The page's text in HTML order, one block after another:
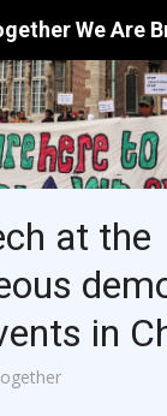
We Are
at the
in